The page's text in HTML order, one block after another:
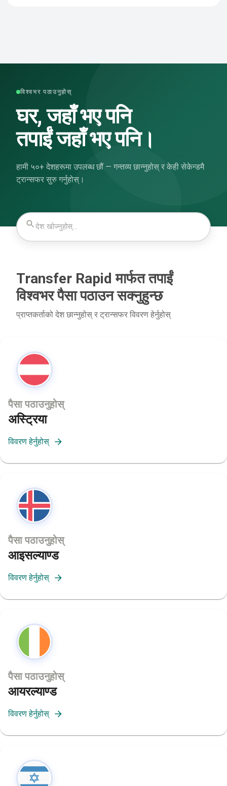
विश्वभर पठाउनुहोस्
घर, जहाँ भए पनि
तपाईं जहाँ भए पनि।
हामी ५०+ देशहरूमा उपलब्ध छौं — गन्तव्य छान्नुहोस् र केही सेकेन्डमै
ट्रान्सफर सुरु गर्नुहोस्।
Transfer Rapid मार्फत तपाईं
विश्वभर पैसा पठाउन सक्नुहुन्छ
प्राप्तकर्ताको देश छान्नुहोस् र ट्रान्सफर विवरण हेर्नुहोस्
पैसा पठाउनुहोस्
अस्ट्रिया
विवरण हेर्नुहोस्
पैसा पठाउनुहोस्
आइसल्याण्ड
विवरण हेर्नुहोस्
पैसा पठाउनुहोस्
आयरल्याण्ड
विवरण हेर्नुहोस्